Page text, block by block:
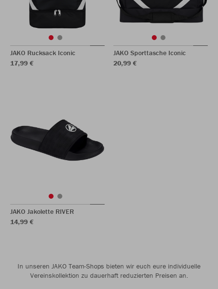
JAKO Rucksack Iconic
17,99 €
JAKO Sporttasche Iconic
20,99 €
JAKO Jakolette RIVER
14,99 €
In unseren JAKO Team-Shops bieten wir euch eure individuelle
Vereinskollektion zu dauerhaft reduzierten Preisen an.